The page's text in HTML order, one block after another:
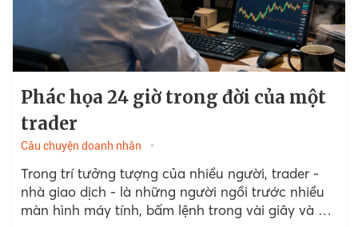
Phác họa 24 giờ trong đời của một
trader
Câu chuyện doanh nhân
Trong trí tưởng tượng của nhiều người, trader -
nhà giao dịch - là những người ngồi trước nhiều
màn hình máy tính, bấm lệnh trong vài giây và dễ